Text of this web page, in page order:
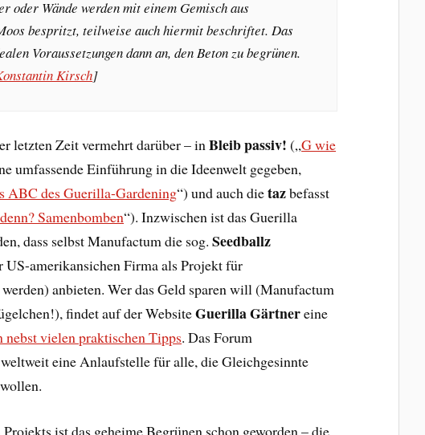
oder Wände werden mit einem Gemisch aus
bespritzt, teilweise auch hiermit beschriftet. Das
Voraussetzungen dann an, den Beton zu begrünen.
Kirsch]
letzten Zeit vermehrt darüber – inBleib passiv! („G wie
umfassende Einführung in die Ideenwelt gegeben,
ABC des Guerilla-Gardening“) und auch dietazbefasst
Samenbomben“). Inzwischen ist das Guerilla
dass selbst Manufactum die sog.Seedballz
US-amerikansichen Firma als Projekt für
anbieten. Wer das Geld sparen will (Manufactum
findet auf der WebsiteGuerilla Gärtnereine
vielen praktischen Tipps. Das Forum
eine Anlaufstelle für alle, die Gleichgesinnte
ist das geheime Begrünen schon geworden – die